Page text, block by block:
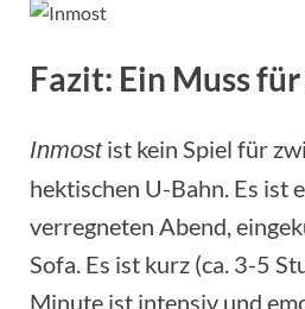
Fazit: Ein Muss
Inmostist kein Spiel für
hektischen U-Bahn. Es ist
verregneten Abend,
Sofa. Es ist kurz (ca. 3-5
Minute ist intensiv und